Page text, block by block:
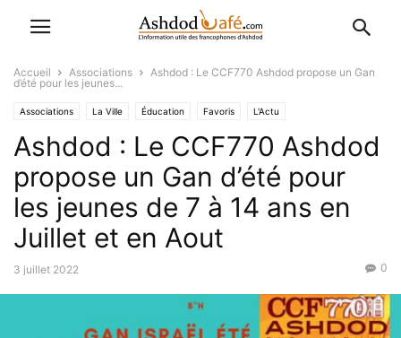
Accueil Associations
Ashdod : Le CCF770 Ashdod propose un Gan
d’été pour les jeunes...
Associations La Ville Éducation Favoris L'Actu
Ashdod : Le CCF770 Ashdod
propose un Gan d’été pour
les jeunes de 7 à 14 ans en
Juillet et en Aout
3 juillet 2022 0